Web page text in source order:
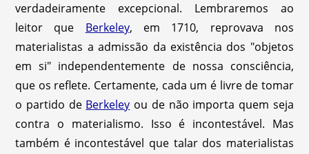
verdadeiramente excepcional. Lembraremos ao
leitor que Berkeley, em 1710, reprovava nos
materialistas a admissão da existência dos "objetos
em si" independentemente de nossa consciência,
que os reflete. Certamente, cada um é livre de tomar
o partido de Berkeley ou de não importa quem seja
contra o materialismo. Isso é incontestável. Mas
também é incontestável que talar dos materialistas